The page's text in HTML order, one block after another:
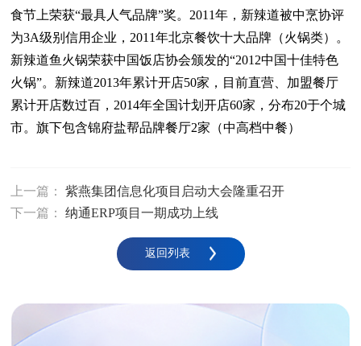
食节上荣获“最具人气品牌”奖。2011年，新辣道被中烹协评
为3A级别信用企业，2011年北京餐饮十大品牌（火锅类）。
新辣道鱼火锅荣获中国饭店协会颁发的“2012中国十佳特色
火锅”。新辣道2013年累计开店50家，目前直营、加盟餐厅
累计开店数过百，2014年全国计划开店60家，分布20于个城
市。旗下包含锦府盐帮品牌餐厅2家（中高档中餐）
上一篇： 紫燕集团信息化项目启动大会隆重召开
下一篇： 纳通ERP项目一期成功上线
返回列表